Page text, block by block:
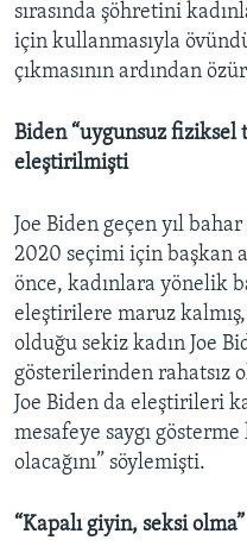
sırasında şöhretini
için kullanmasıyla
çıkmasının ardından
Biden “uygunsuz fiziksel
eleştirilmişti
Joe Biden geçen yıl
2020 seçimi için başkan
önce, kadınlara yönelik
eleştirilere maruz kalmış,
olduğu sekiz kadın Joe
gösterilerinden rahatsız
Joe Biden da eleştirileri
mesafeye saygı
olacağını” söylemişti.
“Kapalı giyin, seksi olma”